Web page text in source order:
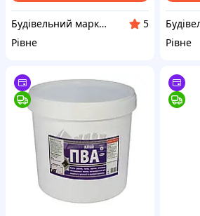
Будівельний маркет Маяк
5
Рівне
Рівне